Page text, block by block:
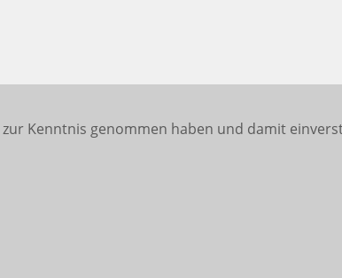
zur Kenntnis genommen haben und damit